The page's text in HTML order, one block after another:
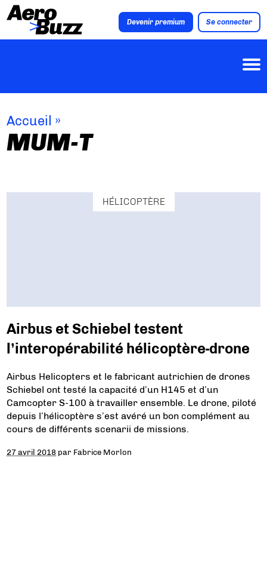
Devenir premium Se connecter
Accueil »
MUM-T
HÉLICOPTÈRE
Airbus et Schiebel testent
l’interopérabilité hélicoptère-drone
Airbus Helicopters et le fabricant autrichien de drones
Schiebel ont testé la capacité d’un H145 et d’un
Camcopter S-100 à travailler ensemble. Le drone, piloté
depuis l’hélicoptère s’est avéré un bon complément au
cours de différents scenarii de missions.
27 avril 2018 par Fabrice Morlon